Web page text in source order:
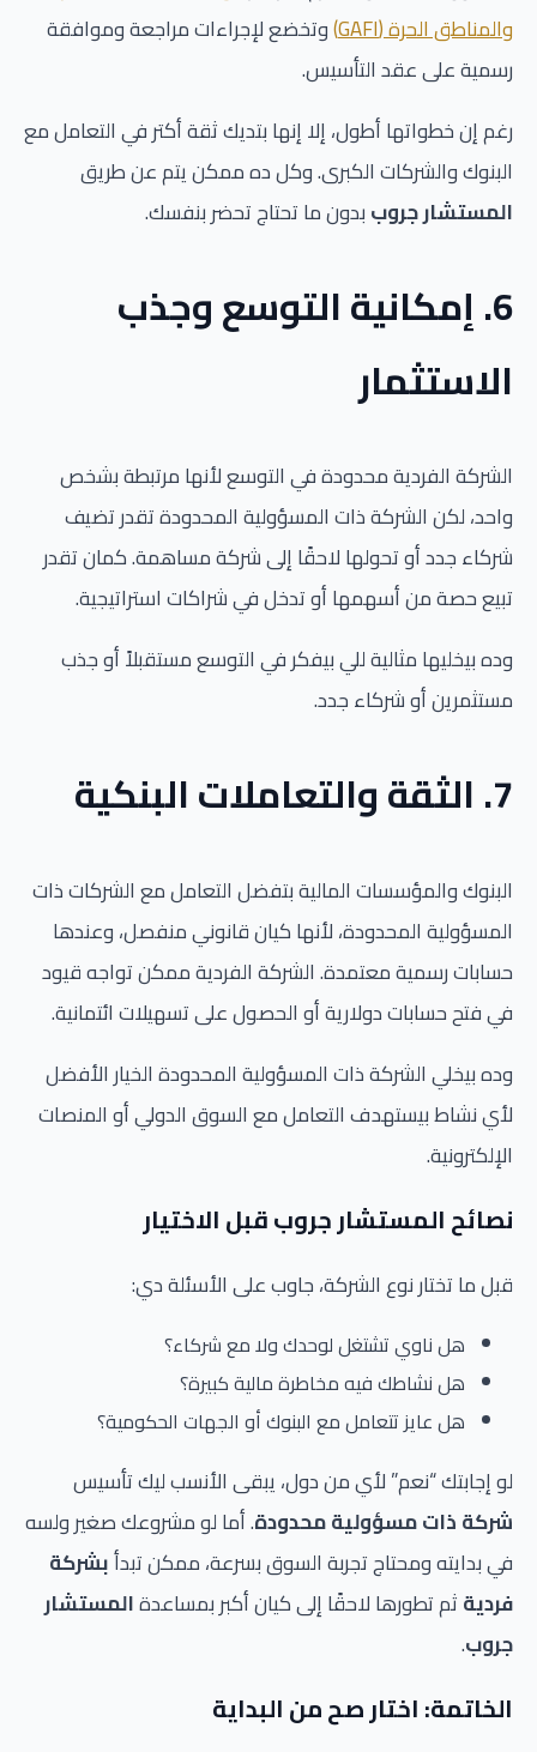
والمناطق الحرة (GAFI)
وتخضع لإجراءات مراجعة وموافقة
رسمية على عقد التأسيس.
رغم إن خطواتها أطول، إلا إنها بتديك ثقة أكتر في التعامل مع
البنوك والشركات الكبرى. وكل ده ممكن يتم عن طريق
المستشار جروببدون ما تحتاج تحضر بنفسك.
6. إمكانية التوسع وجذب
الاستثمار
الشركة الفردية محدودة في التوسع لأنها مرتبطة بشخص
واحد، لكن الشركة ذات المسؤولية المحدودة تقدر تضيف
شركاء جدد أو تحولها لاحقًا إلى شركة مساهمة. كمان تقدر
تبيع حصة من أسهمها أو تدخل في شراكات استراتيجية.
وده بيخليها مثالية للي بيفكر في التوسع مستقبلاً أو جذب
مستثمرين أو شركاء جدد.
7. الثقة والتعاملات البنكية
البنوك والمؤسسات المالية بتفضل التعامل مع الشركات ذات
المسؤولية المحدودة، لأنها كيان قانوني منفصل، وعندها
حسابات رسمية معتمدة. الشركة الفردية ممكن تواجه قيود
في فتح حسابات دولارية أو الحصول على تسهيلات ائتمانية.
وده بيخلي الشركة ذات المسؤولية المحدودة الخيار الأفضل
لأي نشاط بيستهدف التعامل مع السوق الدولي أو المنصات
الإلكترونية.
نصائح المستشار جروب قبل الاختيار
قبل ما تختار نوع الشركة، جاوب على الأسئلة دي:
هل ناوي تشتغل لوحدك ولا مع شركاء؟
هل نشاطك فيه مخاطرة مالية كبيرة؟
هل عايز تتعامل مع البنوك أو الجهات الحكومية؟
لو إجابتك “نعم” لأي من دول، يبقى الأنسب ليك تأسيس
شركة ذات مسؤولية محدودة. أما لو مشروعك صغير ولسه
في بدايته ومحتاج تجربة السوق بسرعة، ممكن تبدأبشركة
فرديةثم تطورها لاحقًا إلى كيان أكبر بمساعدةالمستشار
جروب.
الخاتمة: اختار صح من البداية